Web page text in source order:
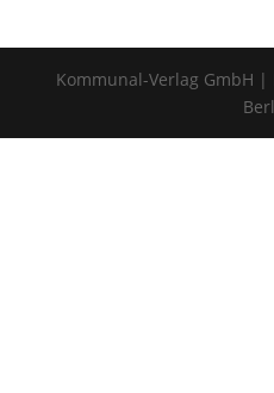
Kommunal-Verlag GmbH